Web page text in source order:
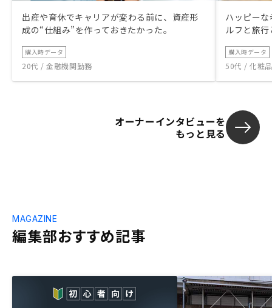
出産や育休でキャリアが変わる前に、資産形
成の“仕組み”を作っておきたかった。
購入時データ
20代 / 金融機関勤務
ハッピー
ルフと旅
購入時データ
50代 / 化粧
オーナーインタビューを
もっと見る
編集部おすすめ記事
MAGAZINE